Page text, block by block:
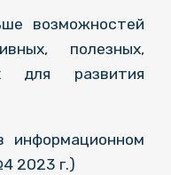
возможностей
полезных,
для развития
информационном
2023 г.)